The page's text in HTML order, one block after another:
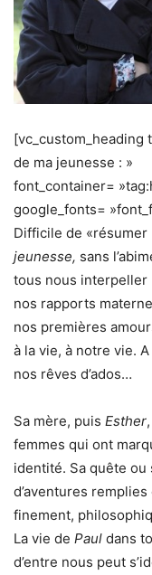
de ma jeunesse : »
font_container=
google_fonts=
Difficile de «résumer
jeunesse, sans
tous nous interpeller
nos rapports
nos premières
à la vie, à notre vie.
nos rêves d’ados…
Sa mère, puis Esther
femmes qui ont
identité. Sa quête ou
d’aventures
finement,
La vie de Paul dans
d’entre nous peut